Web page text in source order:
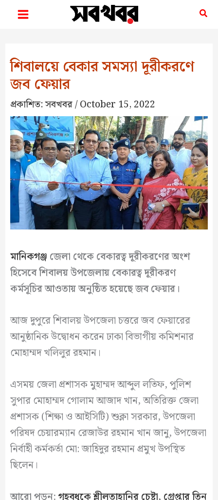
Skip
শিবালয়ে বেকার সমস্যা দূরীকরণে
জব ফেয়ার
প্রকাশিত:সবখবর/October 15, 2022
মানিকগঞ্জ জেলা থেকে বেকারত্ব দূরীকরণের অংশ
হিসেবে শিবালয় উপজেলায় বেকারত্ব দূরীকরণ
কর্মসূচির আওতায় অনুষ্ঠিত হয়েছে জব ফেয়ার।
আজ দুপুরে শিবালয় উপজেলা চত্তরে জব ফেয়ারের
আনুষ্ঠানিক উদ্বোধন করেন ঢাকা বিভাগীয় কমিশনার
মোহাম্মদ খলিলুর রহমান।
এসময় জেলা প্রশাসক মুহাম্মদ আব্দুল লতিফ, পুলিশ
সুপার মোহাম্মদ গোলাম আজাদ খান, অতিরিক্ত জেলা
প্রশাসক (শিক্ষা ও আইসিটি) শুক্লা সরকার, উপজেলা
পরিষদ চেয়ারম্যান রেজাউর রহমান খান জানু, উপজেলা
নির্বাহী কর্মকর্তা মো: জাহিদুর রহমান প্রমুখ উপস্থিত
ছিলেন।